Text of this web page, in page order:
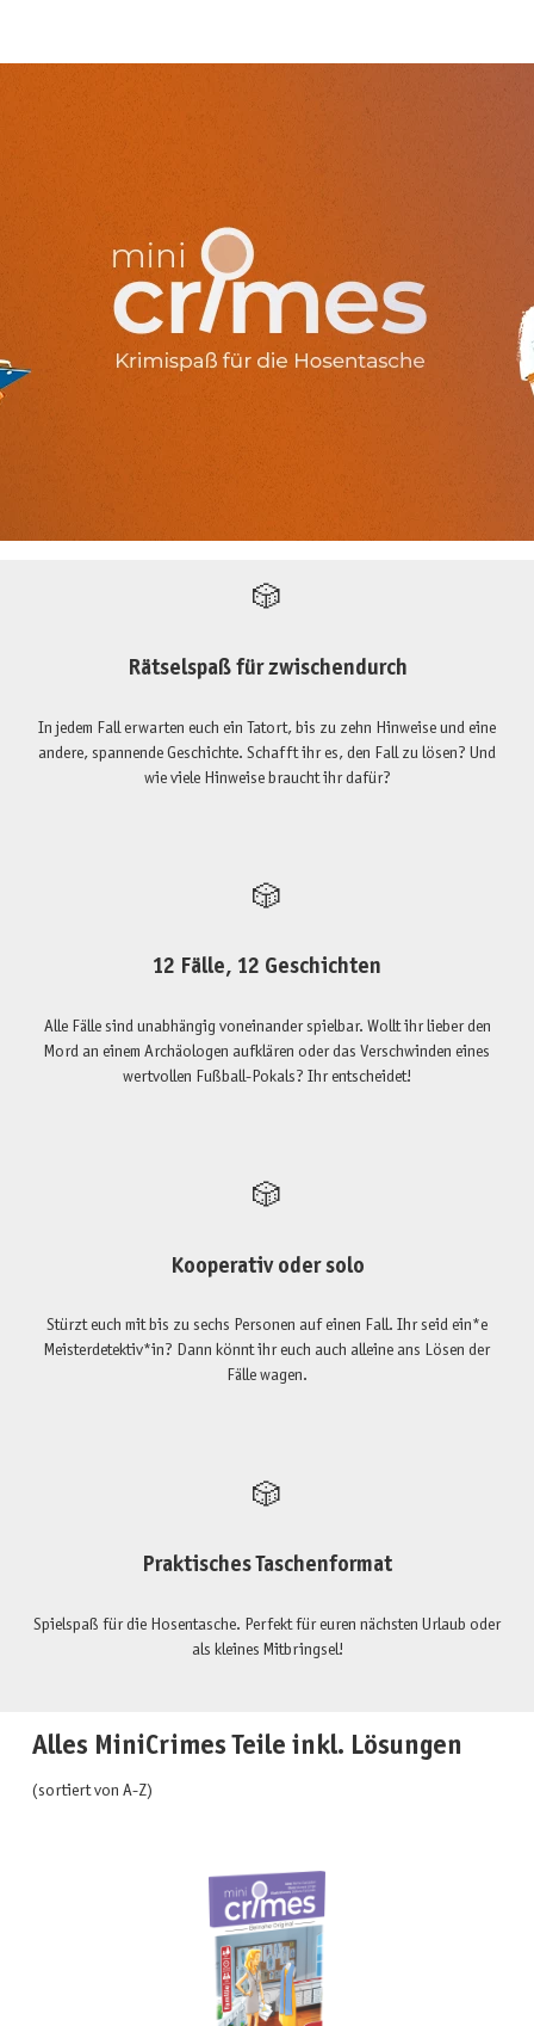
🎲
Rätselspaß für zwischendurch
In jedem Fall erwarten euch ein Tatort, bis zu zehn Hinweise und eine
andere, spannende Geschichte. Schafft ihr es, den Fall zu lösen? Und
wie viele Hinweise braucht ihr dafür?
🎲
12 Fälle, 12 Geschichten
Alle Fälle sind unabhängig voneinander spielbar. Wollt ihr lieber den
Mord an einem Archäologen aufklären oder das Verschwinden eines
wertvollen Fußball-Pokals? Ihr entscheidet!
🎲
Kooperativ oder solo
Stürzt euch mit bis zu sechs Personen auf einen Fall. Ihr seid ein*e
Meisterdetektiv*in? Dann könnt ihr euch auch alleine ans Lösen der
Fälle wagen.
🎲
Praktisches Taschenformat
Spielspaß für die Hosentasche. Perfekt für euren nächsten Urlaub oder
als kleines Mitbringsel!
Alles MiniCrimes Teile inkl. Lösungen
(sortiert von A-Z)